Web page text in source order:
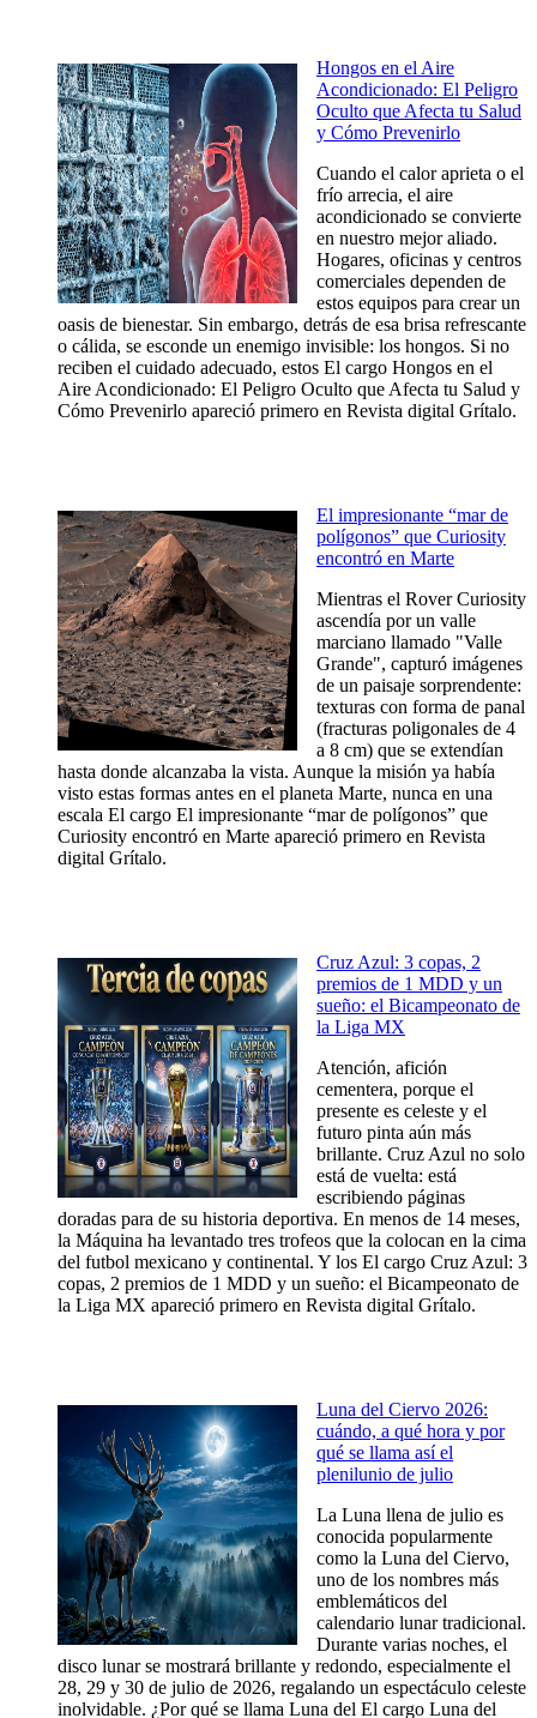
Hongos en el Aire
Acondicionado: El Peligro
Oculto que Afecta tu Salud
y Cómo Prevenirlo
Cuando el calor aprieta o el
frío arrecia, el aire
acondicionado se convierte
en nuestro mejor aliado.
Hogares, oficinas y centros
comerciales dependen de
estos equipos para crear un
oasis de bienestar. Sin embargo, detrás de esa brisa refrescante
o cálida, se esconde un enemigo invisible: los hongos. Si no
reciben el cuidado adecuado, estos El cargo Hongos en el
Aire Acondicionado: El Peligro Oculto que Afecta tu Salud y
Cómo Prevenirlo apareció primero en Revista digital Grítalo.
El impresionante “mar de
polígonos” que Curiosity
encontró en Marte
Mientras el Rover Curiosity
ascendía por un valle
marciano llamado "Valle
Grande", capturó imágenes
de un paisaje sorprendente:
texturas con forma de panal
(fracturas poligonales de 4
a 8 cm) que se extendían
hasta donde alcanzaba la vista. Aunque la misión ya había
visto estas formas antes en el planeta Marte, nunca en una
escala El cargo El impresionante “mar de polígonos” que
Curiosity encontró en Marte apareció primero en Revista
digital Grítalo.
Cruz Azul: 3 copas, 2
premios de 1 MDD y un
sueño: el Bicampeonato de
la Liga MX
Atención, afición
cementera, porque el
presente es celeste y el
futuro pinta aún más
brillante. Cruz Azul no solo
está de vuelta: está
escribiendo páginas
doradas para de su historia deportiva. En menos de 14 meses,
la Máquina ha levantado tres trofeos que la colocan en la cima
del futbol mexicano y continental. Y los El cargo Cruz Azul: 3
copas, 2 premios de 1 MDD y un sueño: el Bicampeonato de
la Liga MX apareció primero en Revista digital Grítalo.
Luna del Ciervo 2026:
cuándo, a qué hora y por
qué se llama así el
plenilunio de julio
La Luna llena de julio es
conocida popularmente
como la Luna del Ciervo,
uno de los nombres más
emblemáticos del
calendario lunar tradicional.
Durante varias noches, el
disco lunar se mostrará brillante y redondo, especialmente el
28, 29 y 30 de julio de 2026, regalando un espectáculo celeste
inolvidable. ¿Por qué se llama Luna del El cargo Luna del